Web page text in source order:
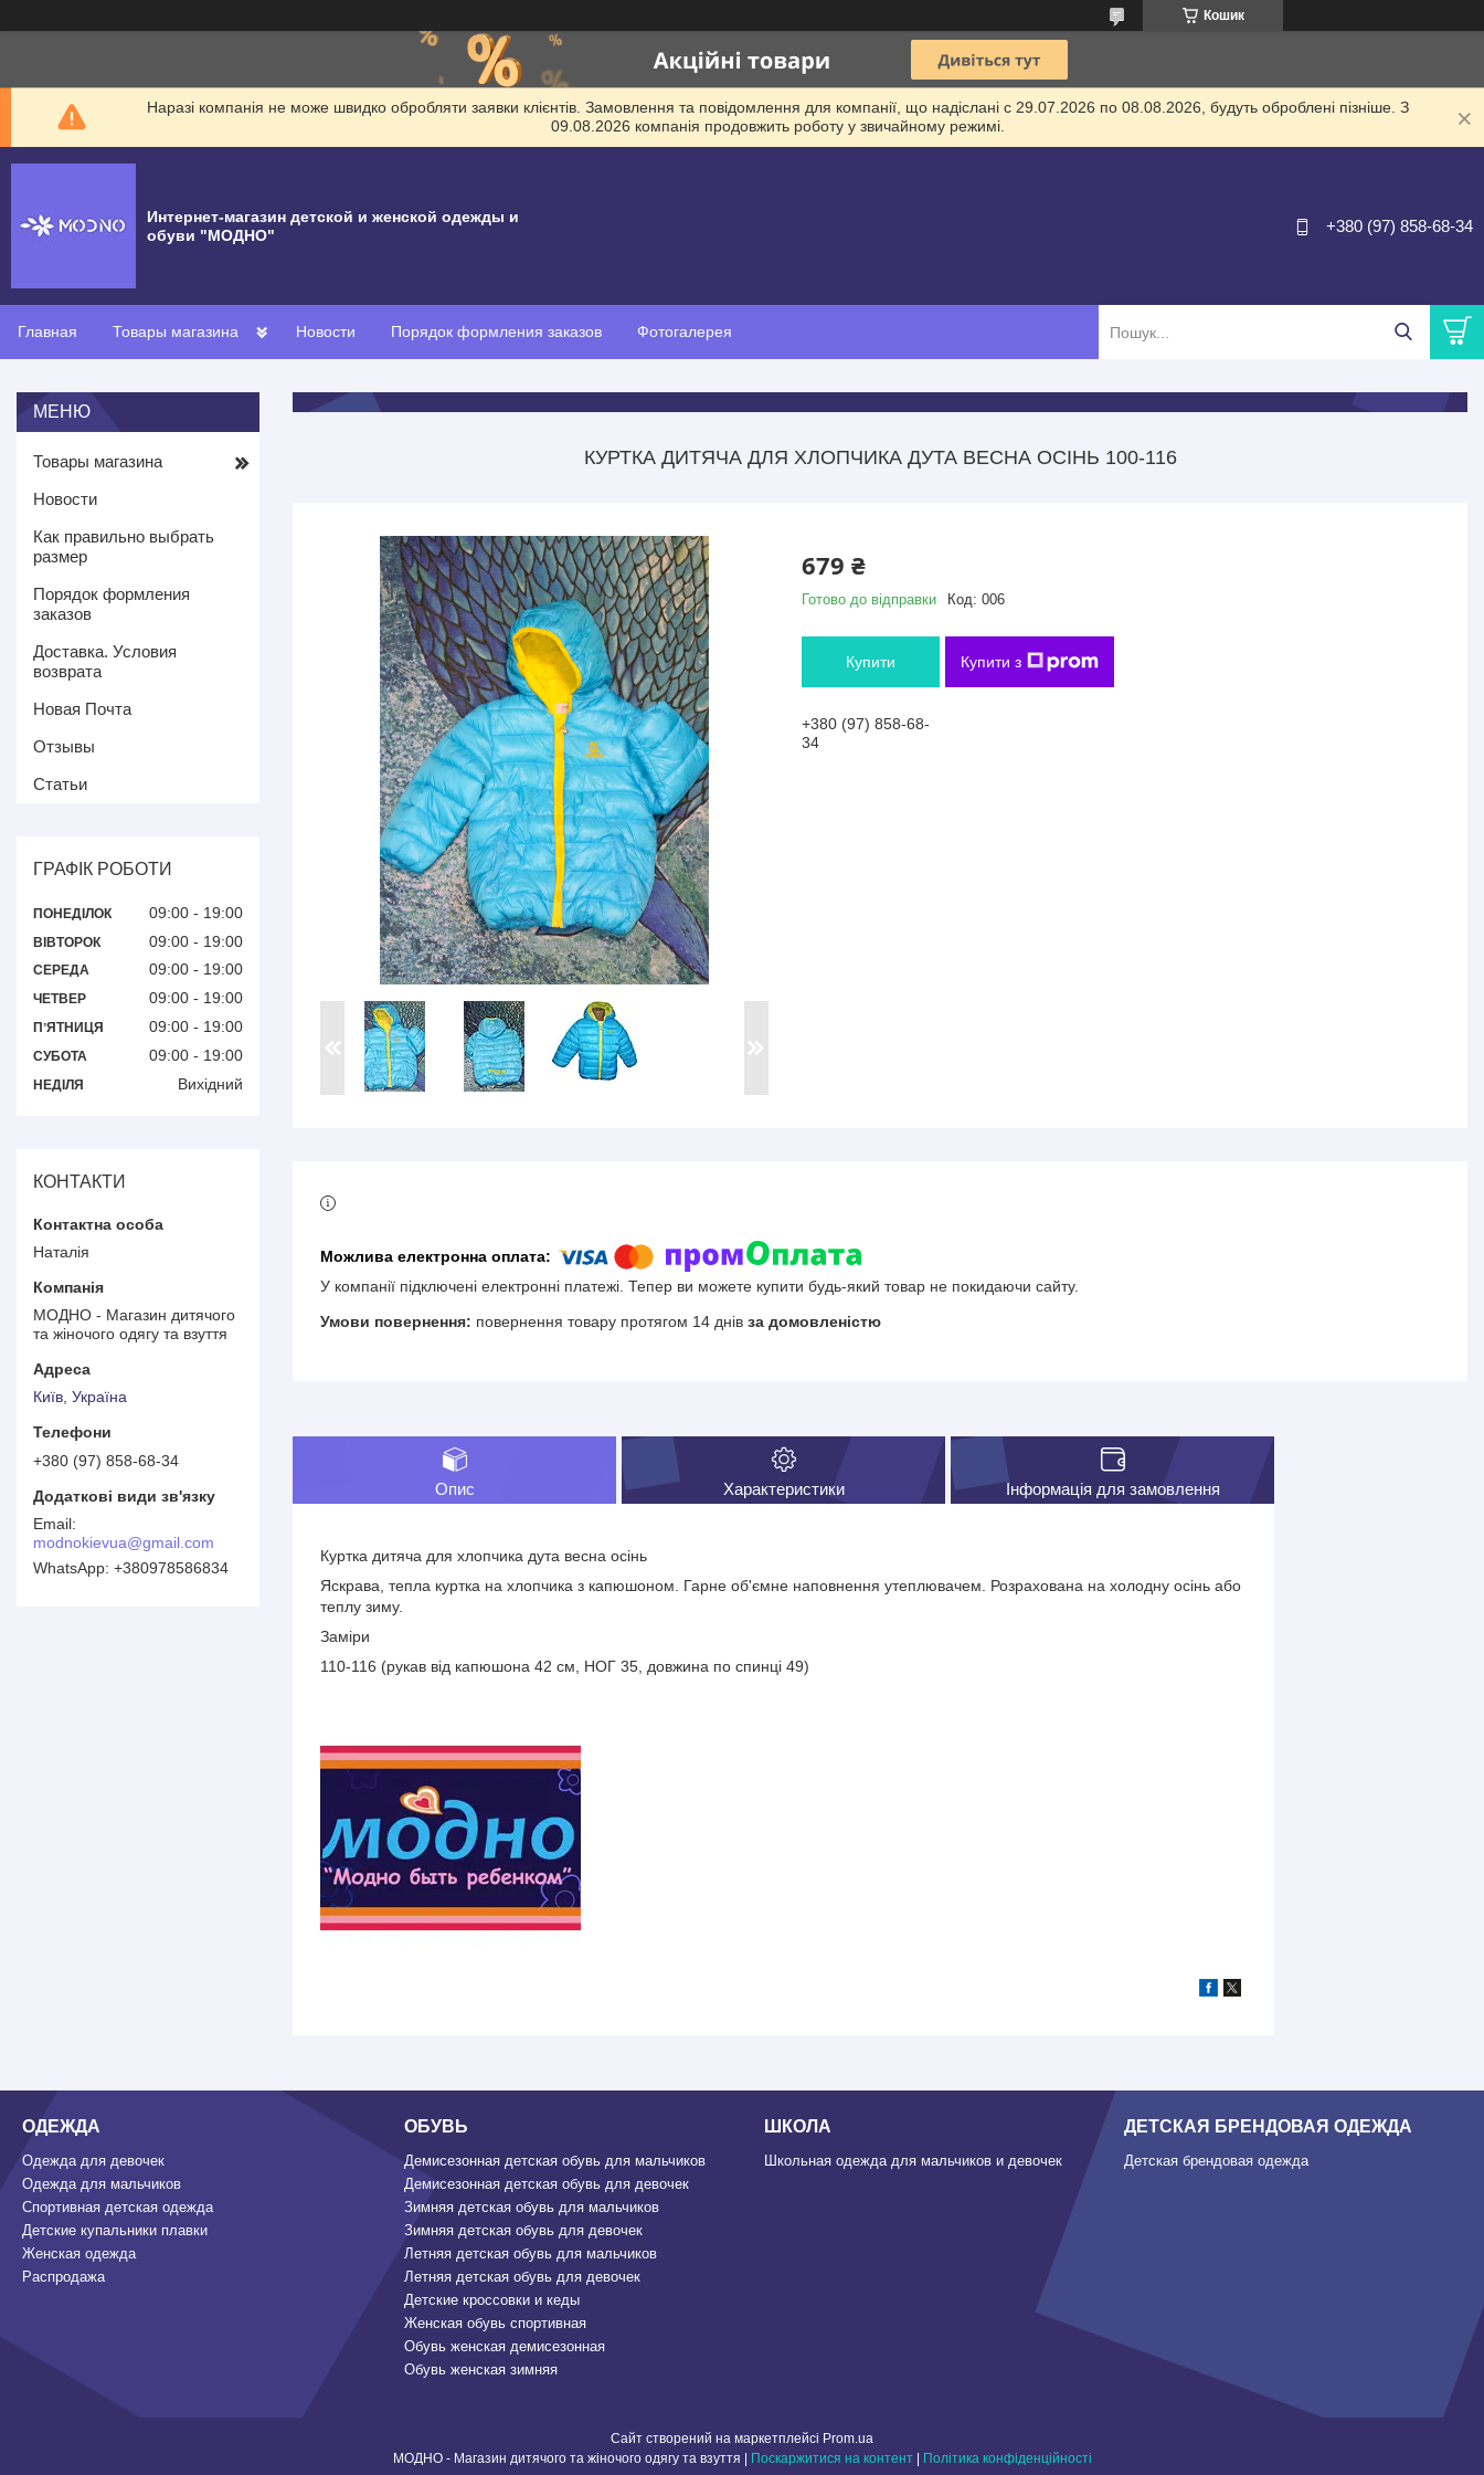
Кошик
Наразі компанія не може швидко обробляти заявки клієнтів. Замовлення та повідомлення для компанії, що надіслані с 29.07.2026 по 08.08.2026, будуть оброблені пізніше. З
09.08.2026 компанія продовжить роботу у звичайному режимі.
Интернет-магазин детской и женской одежды и
обуви "МОДНО"
+380 (97) 858-68-34
Главная Товары магазина Новости Порядок формления заказов Фотогалерея
КУРТКА ДИТЯЧА ДЛЯ ХЛОПЧИКА ДУТА ВЕСНА ОСІНЬ 100-116
679 ₴
Готово до відправки Код: 006
Купити Купити з
+380 (97) 858-68-
34
У компанії підключені електронні платежі. Тепер ви можете купити будь-який товар не покидаючи сайту.
повернення товару протягом 14 днів за домовленістю
Опис Характеристики Інформація для замовлення
Куртка дитяча для хлопчика дута весна осінь
Яскрава, тепла куртка на хлопчика з капюшоном. Гарне об'ємне наповнення утеплювачем. Розрахована на холодну осінь або
теплу зиму.
Заміри
110-116 (рукав від капюшона 42 см, НОГ 35, довжина по спинці 49)
Товары магазина
Новости
Как правильно выбрать
размер
Порядок формления
заказов
Доставка. Условия
возврата
Новая Почта
Отзывы
Статьи
ГРАФІК РОБОТИ
ПОНЕДІЛОК 09:00 19:00
ВІВТОРОК 09:00 19:00
СЕРЕДА 09:00 19:00
ЧЕТВЕР 09:00 19:00
ПʼЯТНИЦЯ 09:00 19:00
СУБОТА 09:00 19:00
НЕДІЛЯ Вихідний
КОНТАКТИ
Наталія
МОДНО - Магазин дитячого
та жіночого одягу та взуття
Київ, Україна
+380 (97) 858-68-34
modnokievua@gmail.com
+380978586834
ОДЕЖДА
Одежда для девочек
Одежда для мальчиков
Спортивная детская одежда
Детские купальники плавки
Женская одежда
Распродажа
ОБУВЬ
Демисезонная детская обувь для мальчиков
Демисезонная детская обувь для девочек
Зимняя детская обувь для мальчиков
Зимняя детская обувь для девочек
Летняя детская обувь для мальчиков
Летняя детская обувь для девочек
Детские кроссовки и кеды
Женская обувь спортивная
Обувь женская демисезонная
Обувь женская зимняя
ШКОЛА
Школьная одежда для мальчиков и девочек
ДЕТСКАЯ БРЕНДОВАЯ ОДЕЖДА
Детская брендовая одежда
Сайт створений на маркетплейсі Prom.ua
МОДНО - Магазин дитячого та жіночого одягу та взуття | Поскаржитися на контент | Політика конфіденційності